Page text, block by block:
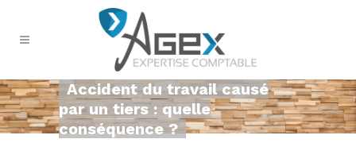
Accident du travail causé
par un tiers : quelle
conséquence ?